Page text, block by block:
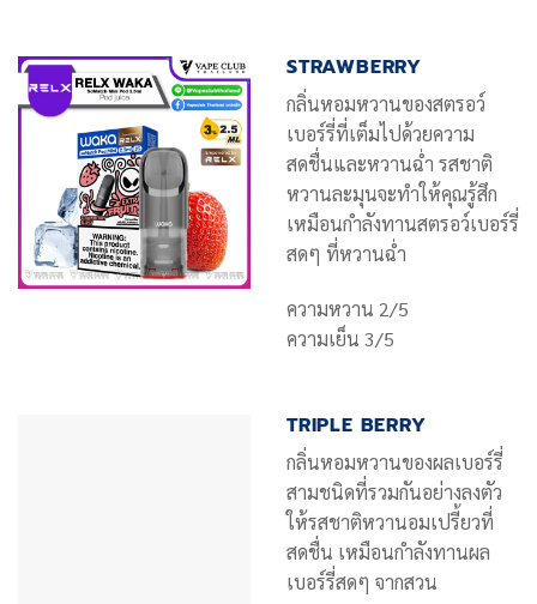
STRAWBERRY
กลิ่นหอมหวานของสตรอว์
เบอร์รี่ที่เต็มไปด้วยความ
สดชื่นและหวานฉ่ำ รสชาติ
หวานละมุนจะทำให้คุณรู้สึก
เหมือนกำลังทานสตรอว์เบอร์รี่
สดๆ ที่หวานฉ่ำ
ความหวาน 2/5
ความเย็น 3/5
TRIPLE BERRY
กลิ่นหอมหวานของผลเบอร์รี่
สามชนิดที่รวมกันอย่างลงตัว
ให้รสชาติหวานอมเปรี้ยวที่
สดชื่น เหมือนกำลังทานผล
เบอร์รี่สดๆ จากสวน